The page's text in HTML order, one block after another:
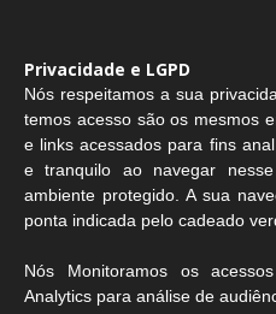
Privacidade e LGPD
Nós respeitamos a sua
temos acesso são os mesmos
e links acessados para fins
e tranquilo ao navegar
ambiente protegido. A sua
ponta indicada pelo cadeado
Nós Monitoramos os
Analytics para análise de